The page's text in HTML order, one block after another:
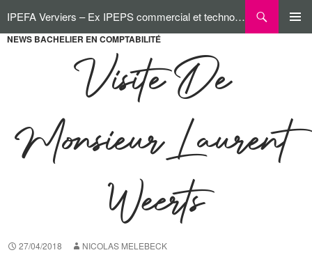
au
contenu
IPEFA Verviers – Ex IPEPS commercial et technologique
NEWS BACHELIER EN COMPTABILITÉ
Visite De
Monsieur Laurent
Weerts
27/04/2018 NICOLAS MELEBECK